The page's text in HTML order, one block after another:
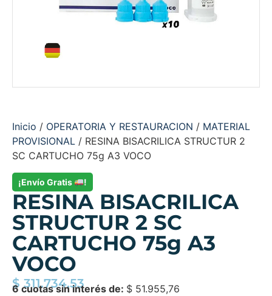
Inicio / OPERATORIA Y RESTAURACION / MATERIAL
PROVISIONAL / RESINA BISACRILICA STRUCTUR 2
SC CARTUCHO 75g A3 VOCO
¡Envío Gratis !
RESINA BISACRILICA
STRUCTUR 2 SC
CARTUCHO 75g A3
VOCO
$ 311.734,53
6 cuotas sin interés de: $ 51.955,76